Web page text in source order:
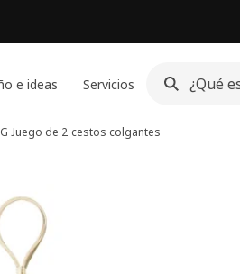
e ideas Servicios
Juego de 2 cestos colgantes